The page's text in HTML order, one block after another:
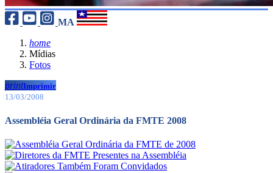
MA
home
Mídias
Fotos
printImprimir
13/03/2008
Assembléia Geral Ordinária da FMTE 2008